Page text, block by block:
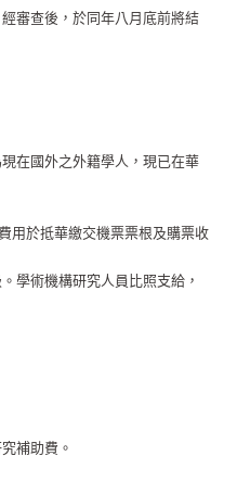
審查後，於同年八月底前將結
在國外之外籍學人，現已在華
用於抵華繳交機票票根及購票收
學術機構研究人員比照支給，
補助費。